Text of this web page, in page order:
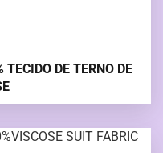
DE TERNO DE